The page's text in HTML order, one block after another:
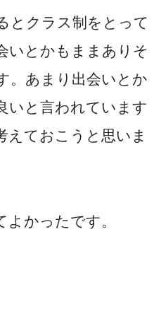
とクラス制をとって
いとかもままありそ
。あまり出会いとか
いと言われています
えておこうと思いま
かったです。